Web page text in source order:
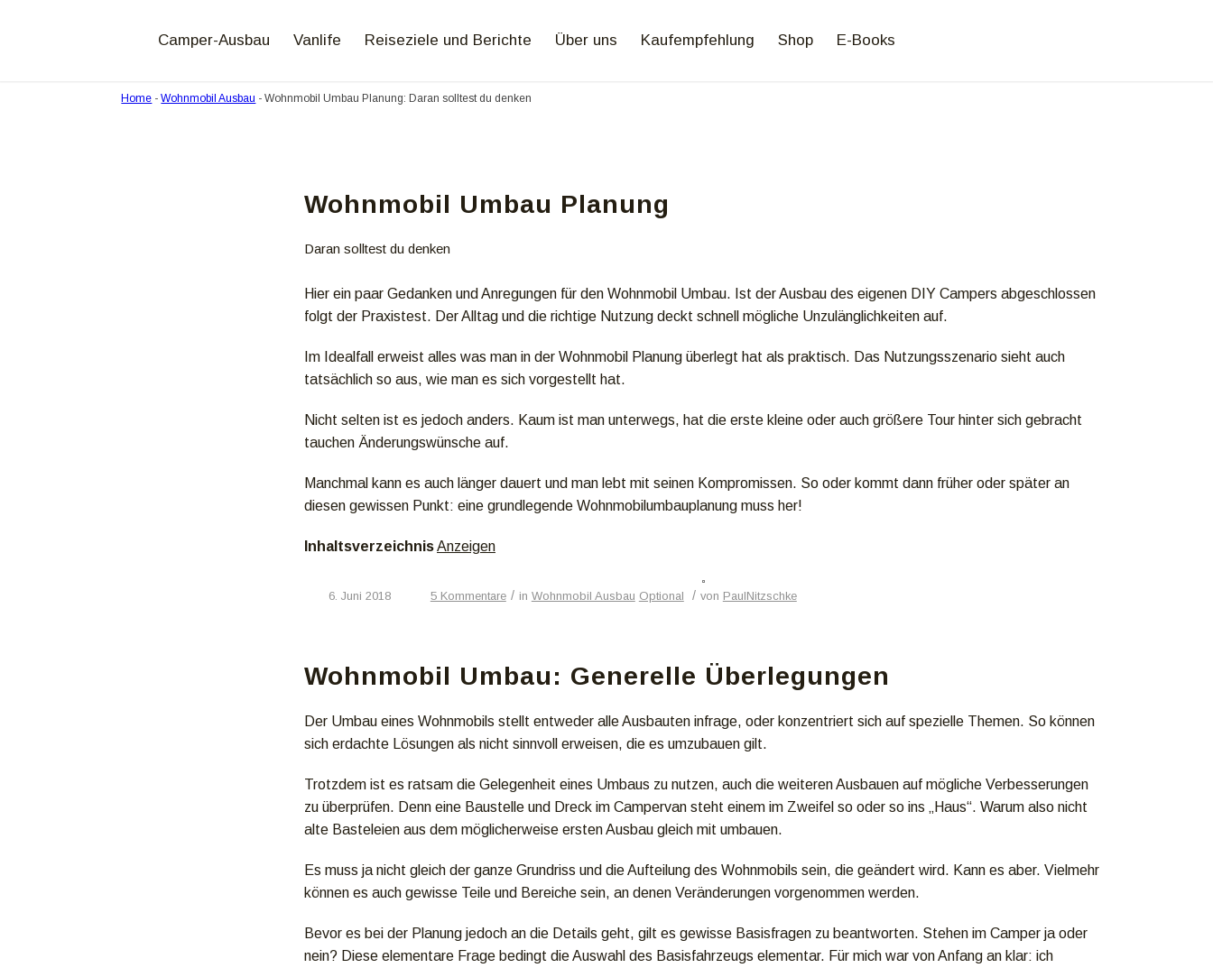
Camper-Ausbau Vanlife Reiseziele und Berichte Über uns Kaufempfehlung Shop E-Books
Home -Wohnmobil Ausbau -Wohnmobil Umbau Planung: Daran solltest du denken
Wohnmobil Umbau Planung
Daran solltest du denken
Hier ein paar Gedanken und Anregungen für den Wohnmobil Umbau. Ist der Ausbau des eigenen DIY Campers abgeschlossen
folgt der Praxistest. Der Alltag und die richtige Nutzung deckt schnell mögliche Unzulänglichkeiten auf.
Im Idealfall erweist alles was man in der Wohnmobil Planung überlegt hat als praktisch. Das Nutzungsszenario sieht auch
tatsächlich so aus, wie man es sich vorgestellt hat.
Nicht selten ist es jedoch anders. Kaum ist man unterwegs, hat die erste kleine oder auch größere Tour hinter sich gebracht
tauchen Änderungswünsche auf.
Manchmal kann es auch länger dauert und man lebt mit seinen Kompromissen. So oder kommt dann früher oder später an
diesen gewissen Punkt: eine grundlegende Wohnmobilumbauplanung muss her!
InhaltsverzeichnisAnzeigen
6. Juni 2018 5 Kommentare / in Wohnmobil Ausbau Optional / von PaulNitzschke
Wohnmobil Umbau: Generelle Überlegungen
Der Umbau eines Wohnmobils stellt entweder alle Ausbauten infrage, oder konzentriert sich auf spezielle Themen. So können
sich erdachte Lösungen als nicht sinnvoll erweisen, die es umzubauen gilt.
Trotzdem ist es ratsam die Gelegenheit eines Umbaus zu nutzen, auch die weiteren Ausbauen auf mögliche Verbesserungen
zu überprüfen. Denn eine Baustelle und Dreck im Campervan steht einem im Zweifel so oder so ins „Haus“. Warum also nicht
alte Basteleien aus dem möglicherweise ersten Ausbau gleich mit umbauen.
Es muss ja nicht gleich der ganze Grundriss und die Aufteilung des Wohnmobils sein, die geändert wird. Kann es aber. Vielmehr
können es auch gewisse Teile und Bereiche sein, an denen Veränderungen vorgenommen werden.
Bevor es bei der Planung jedoch an die Details geht, gilt es gewisse Basisfragen zu beantworten. Stehen im Camper ja oder
nein? Diese elementare Frage bedingt die Auswahl des Basisfahrzeugs elementar. Für mich war von Anfang an klar: ich